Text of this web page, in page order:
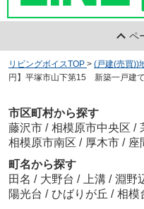
ペ
リビングボイスTOP > (戸建(売買))
円】平塚市山下第15 新築一戸建
市区町村から探す
藤沢市 / 相模原市中央区 /
相模原市南区 / 厚木市 / 座
町名から探す
田名 / 大野台 / 上溝 / 淵野
陽光台 / ひばりが丘 / 相模